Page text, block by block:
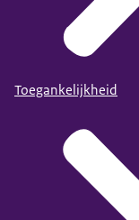
Toegankelijkheid